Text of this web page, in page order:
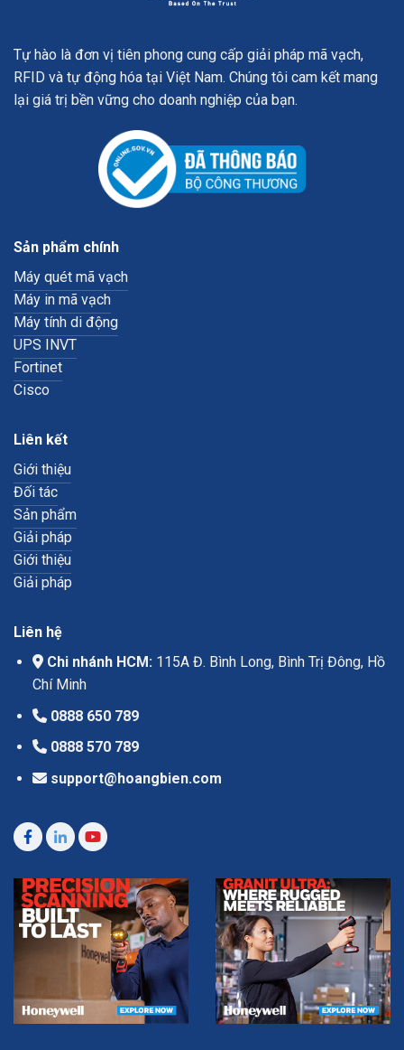
Tự hào là đơn vị tiên phong cung cấp giải pháp mã vạch,
RFID và tự động hóa tại Việt Nam. Chúng tôi cam kết mang
lại giá trị bền vững cho doanh nghiệp của bạn.
Sản phẩm chính
Máy quét mã vạch
Máy in mã vạch
Máy tính di động
UPS INVT
Fortinet
Cisco
Liên kết
Giới thiệu
Đối tác
Sản phẩm
Giải pháp
Giới thiệu
Giải pháp
Liên hệ
Chi nhánh HCM:115A Đ. Bình Long, Bình Trị Đông, Hồ
Chí Minh
0888 650 789
0888 570 789
support@hoangbien.com